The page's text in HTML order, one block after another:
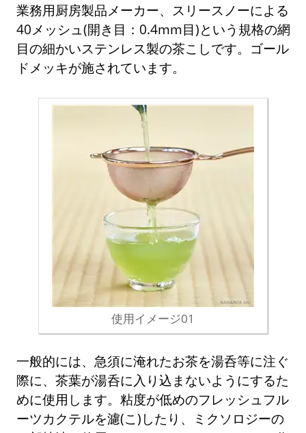
業務用厨房製品メーカー、スリースノーによる
40メッシュ(開き目：0.4mm目)という規格の網
目の細かいステンレス製の茶こしです。ゴール
ドメッキが施されています。
使用イメージ01
一般的には、急須に淹れたお茶を湯呑等に注ぐ
際に、茶葉が湯呑に入り込まないようにするた
めに使用します。粘度が低めのフレッシュフル
ーツカクテルを濾(こ)したり、ミクソロジーの